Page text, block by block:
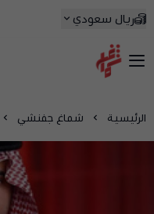
ريال سعودي
شماغ شوب | أفضل
الرئيسية شماغ جفنشي